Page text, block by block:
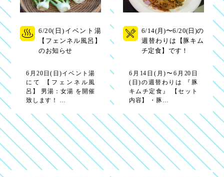
6/20(日)イベント湯
【フェンネル風呂】
のお知らせ
6月20日(日)イベント湯
にて 【フェンネル風
呂】 男湯：女湯 を開催
致します！ …
6/14(月)〜6/20(日)の
週替わりは【豚キム
チ定食】です！
6月14日(月)〜6月20日
(日)の週替わりは 『豚
キムチ定食』 【セット
内容】 ・豚…